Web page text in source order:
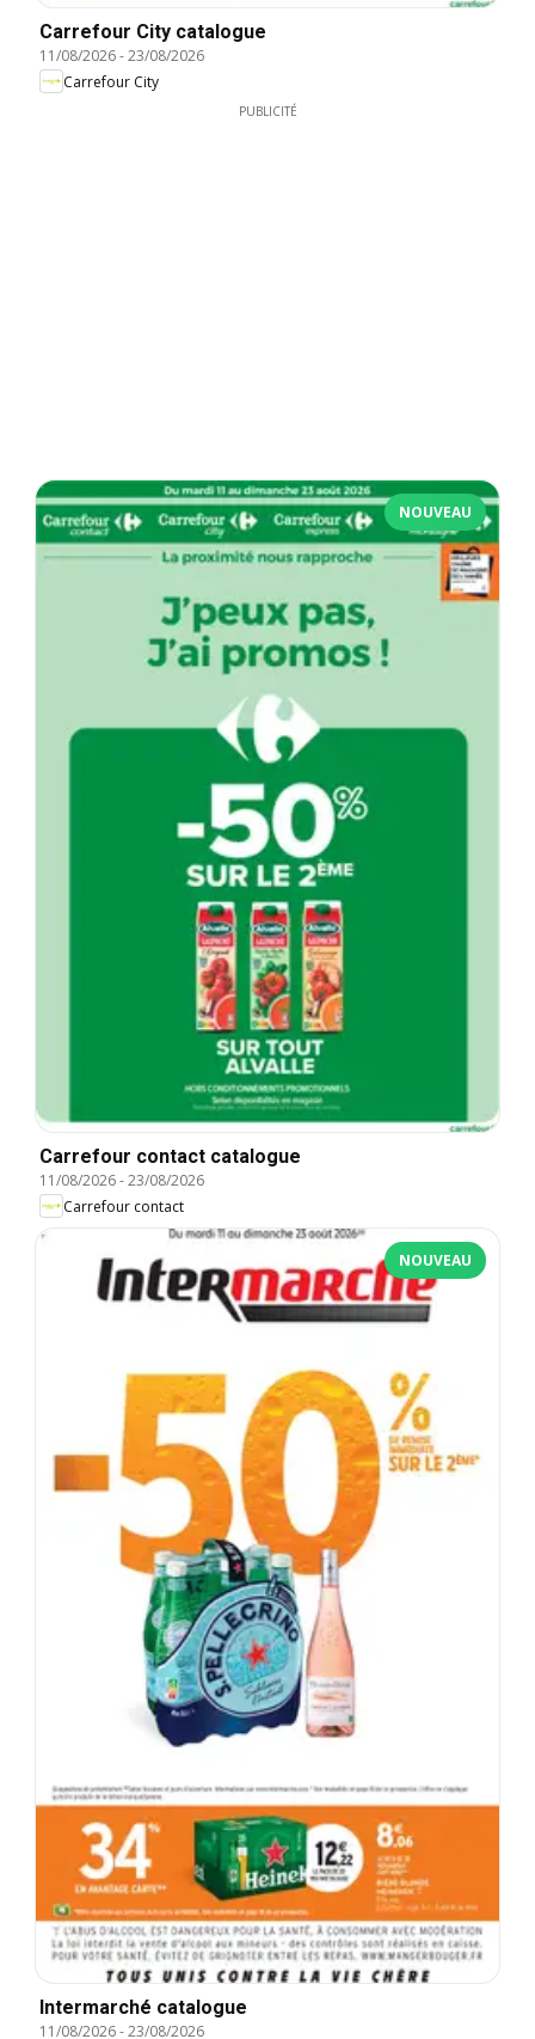
Carrefour City catalogue
11/08/2026-23/08/2026
Carrefour City
PUBLICITÉ
NOUVEAU
Carrefour contact catalogue
11/08/2026-23/08/2026
Carrefour contact
NOUVEAU
Intermarché catalogue
11/08/2026-23/08/2026